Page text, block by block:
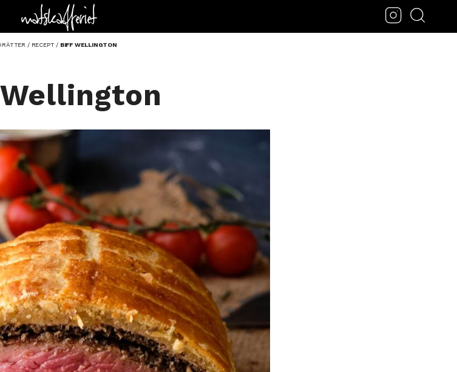
/ RECEPT/ BIFF WELLINGTON